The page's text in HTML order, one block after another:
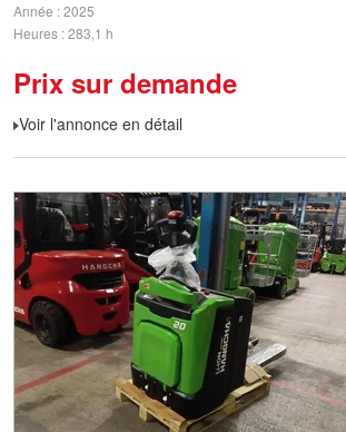
Année 2025
Heures 283,1 h
Prix sur demande
Voir l'annonce en détail